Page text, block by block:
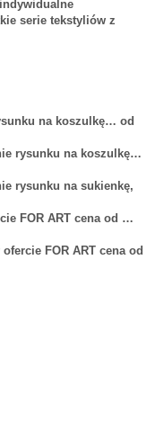
serie tekstyliów z
na koszulkę… od
rysunku na koszulkę…
rysunku na sukienkę,
FOR ART cena od …
FOR ART cena od